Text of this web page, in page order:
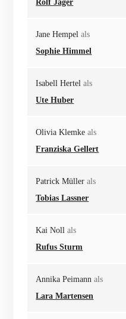
Rolf Jäger
Jane Hempel als
Sophie Himmel
Isabell Hertel als
Ute Huber
Olivia Klemke als
Franziska Gellert
Patrick Müller als
Tobias Lassner
Kai Noll als
Rufus Sturm
Annika Peimann als
Lara Martensen